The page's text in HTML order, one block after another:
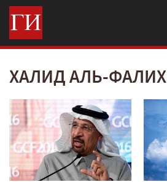
ХАЛИД АЛЬ-ФАЛИХ